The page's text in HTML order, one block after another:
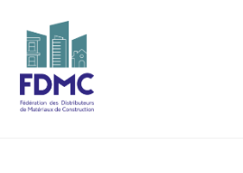
content